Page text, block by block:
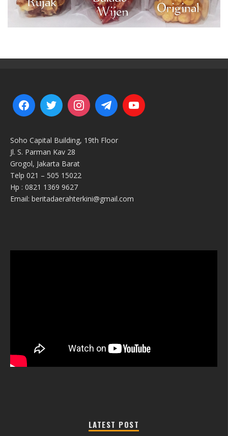
Soho Capital Building, 19th Floor
Jl. S. Parman Kav 28
Grogol, Jakarta Barat
Telp 021 – 505 15022
Hp : 0821 1369 9627
Email: beritadaerahterkini@gmail.com
LATEST POST